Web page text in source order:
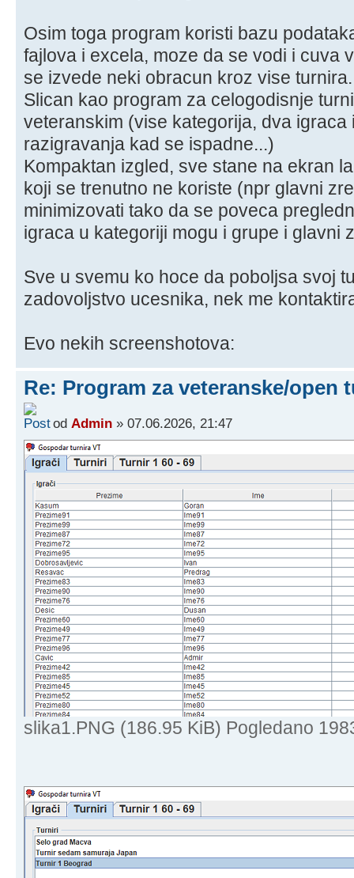
Osim toga program koristi bazu
fajlova i excela, moze da se vodi i cuva
se izvede neki obracun kroz vise turnira.
Slican kao program za celogodisnje
veteranskim (vise kategorija, dva igraca
razigravanja kad se ispadne...)
Kompaktan izgled, sve stane na ekran
koji se trenutno ne koriste (npr glavni
minimizovati tako da se poveca
igraca u kategoriji mogu i grupe i glavni
Sve u svemu ko hoce da poboljsa svoj
zadovoljstvo ucesnika, nek me
Evo nekih screenshotova:
Re: Program za veteranske/open
od Admin » 07.06.2026, 21:47
slika1.PNG (186.95 KiB) Pogledano